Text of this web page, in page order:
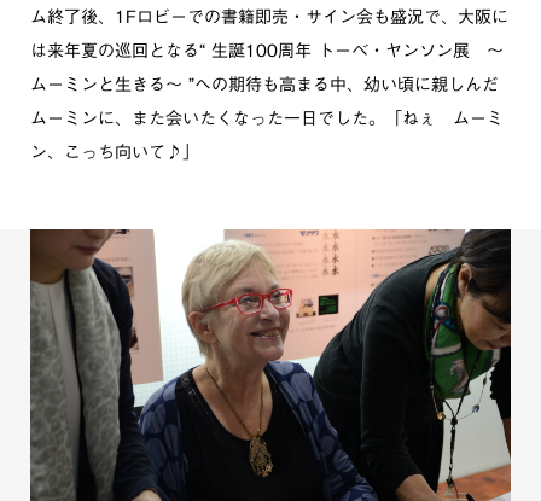
ム終了後、1Fロビーでの書籍即売・サイン会も盛況で、大阪に
は来年夏の巡回となる“ 生誕100周年 トーベ・ヤンソン展 ～
ムーミンと生きる～ ”への期待も高まる中、幼い頃に親しんだ
ムーミンに、また会いたくなった一日でした。「ねぇ ムーミ
ン、こっち向いて♪」